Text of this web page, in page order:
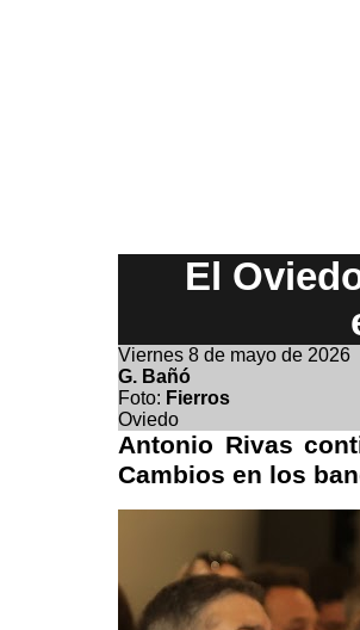
El
Viernes 8 de mayo de 2026
G. Bañó
Foto: Fierros
Oviedo
Antonio Rivas
Cambios en los